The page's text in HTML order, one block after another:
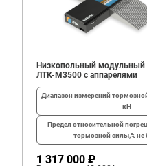
Низкопольный модульный
ЛТК-М3500 с аппарелями
Диапазон измерений
кН
Предел относительной
тормозной силы,%не
1 317 000 ₽